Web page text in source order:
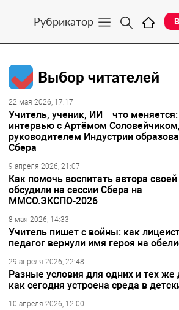
Рубрикатор
Выбор читателей
22 мая 2026, 17:17
Учитель, ученик, ИИ – что меняется:
интервью с Артёмом Соловейчиком,
руководителем Индустрии
Сбера
9 апреля 2026, 21:07
Как помочь воспитать автора
обсудили на сессии Сбера на
ММСО.ЭКСПО-2026
8 мая 2026, 14:33
Учитель пишет с войны: как
педагог вернули имя героя на
29 апреля 2026, 22:48
Разные условия для одних и тех же
как сегодня устроена среда в
10 апреля 2026, 12:00